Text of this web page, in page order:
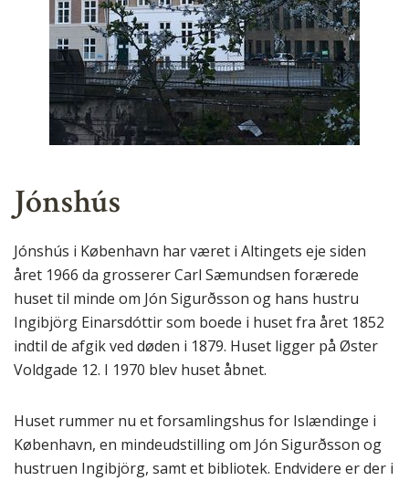
Jónshús
Jónshús i København har været i Altingets eje siden
året 1966 da grosserer Carl Sæmundsen forærede
huset til minde om Jón Sigurðsson og hans hustru
Ingibjörg Einarsdóttir som boede i huset fra året 1852
indtil de afgik ved døden i 1879. Huset ligger på Øster
Voldgade 12. I 1970 blev huset åbnet.
Huset rummer nu et forsamlingshus for Islændinge i
København, en mindeudstilling om Jón Sigurðsson og
hustruen Ingibjörg, samt et bibliotek. Endvidere er der i